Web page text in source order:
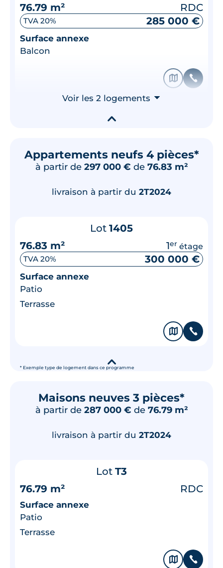
76.79 m²
RDC
TVA 20% 285 000 €
Surface annexe
Balcon
🗞 📞
Voir les 2 logements ⮟
▾
Appartements neufs 4 pièces*
à partir de 297 000 € de 76.83 m²
* Exemple type de logement dans ce programme
livraison à partir du 2T2024
Lot 1405
76.83 m²
1er étage
TVA 20% 300 000 €
Surface annexe
Patio
Terrasse
🗞 📞
▾
Maisons neuves 3 pièces*
à partir de 287 000 € de 76.79 m²
livraison à partir du 2T2024
Lot T3
76.79 m²
RDC
Surface annexe
Patio
Terrasse
🗞 📞